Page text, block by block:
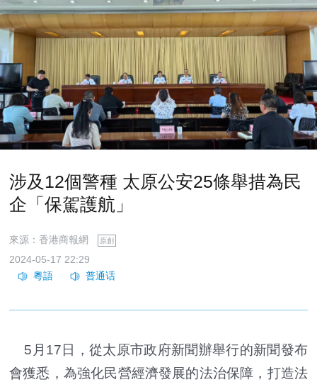
涉及12個警種 太原公安25條舉措為民
企「保駕護航」
來源：香港商報網 原創
2024-05-17 22:29
5月17日，從太原市政府新聞辦舉行的新聞發布
會獲悉，為強化民營經濟發展的法治保障，打造法